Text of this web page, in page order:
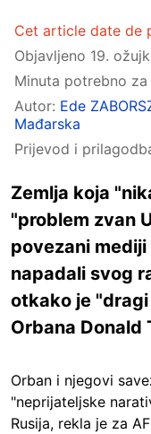
Cet article date de
Objavljeno 19.
Minuta potrebno
Autor: Ede
Mađarska
Prijevod i
Zemlja koja
"problem zvan
povezani
napadali svog
otkako je
Orbana Donald
Orban i njegovi
"neprijateljske
Rusija, rekla je za